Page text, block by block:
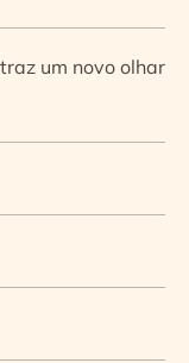
um novo olhar